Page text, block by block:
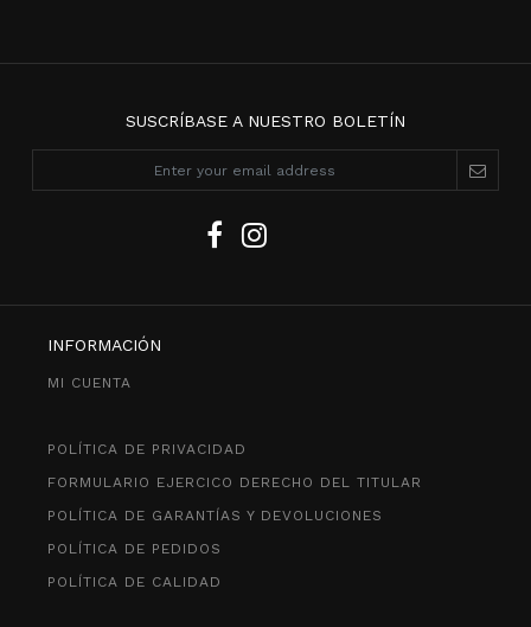
SUSCRÍBASE A NUESTRO BOLETÍN
INFORMACIÓN
MI CUENTA
POLÍTICA DE PRIVACIDAD
FORMULARIO EJERCICO DERECHO DEL TITULAR
POLÍTICA DE GARANTÍAS Y DEVOLUCIONES
POLÍTICA DE PEDIDOS
POLÍTICA DE CALIDAD